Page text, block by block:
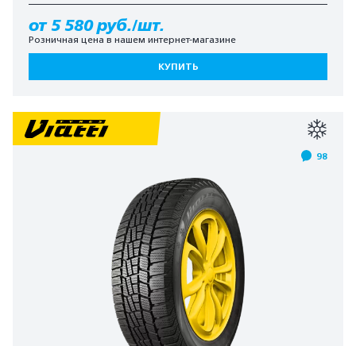
от 5 580 руб./шт.
Розничная цена в нашем интернет-магазине
КУПИТЬ
98